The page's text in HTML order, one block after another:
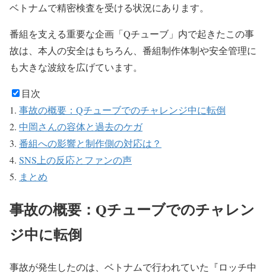
ベトナムで精密検査を受ける状況にあります。
番組を支える重要な企画「Qチューブ」内で起きたこの事
故は、 本人の安全はもちろん、 番組制作体制や安全管理に
も大きな波紋を広げています。
目次
事故の概要：Qチューブでのチャレンジ中に転倒
中岡さんの容体と過去のケガ
番組への影響と制作側の対応は？
SNS上の反応とファンの声
まとめ
事故の概要：Qチューブでのチャレン
ジ中に転倒
事故が発生したのは、ベトナムで行われていた『ロッチ中